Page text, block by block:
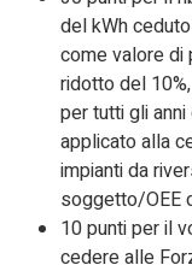
del kWh
come valore di
ridotto del
per tutti gli
applicato alla
impianti da
soggetto/OEE
10 punti per il
cedere alle